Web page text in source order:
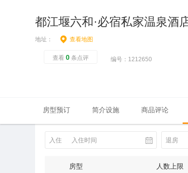
都江堰六和·必宿私家温泉酒
地址： 查看地图
查看 0 条点评 编号：1212650
房型预订 简介设施 商品评论
入住时间
入住 退房
房型 人数上限